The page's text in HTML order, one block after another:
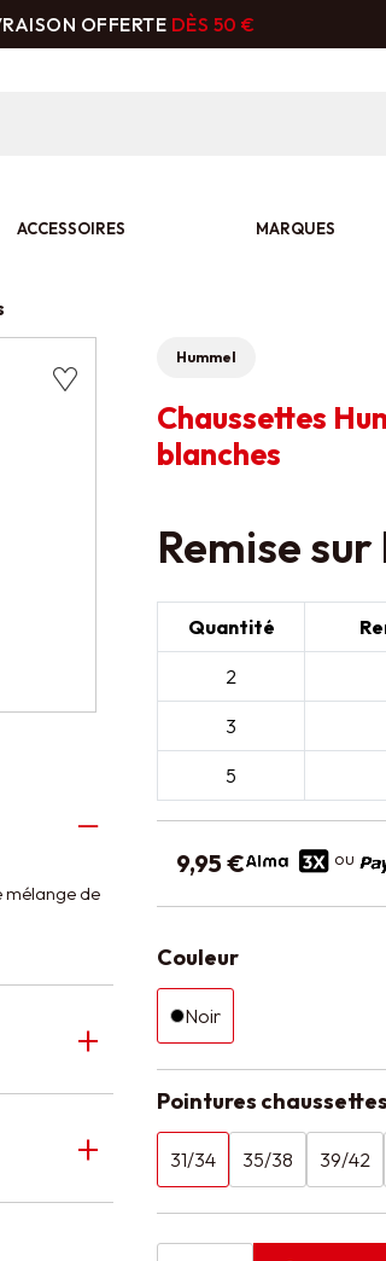
OFFERTE DÈS 50 €
ACCESSOIRES MARQUES
Hummel
Chaussettes
blanches
Couleur
Noir
Pointures chaussettes
31/34 35/38 39/42
9,95 € ou
Remise
Quantité
2
3
5
de